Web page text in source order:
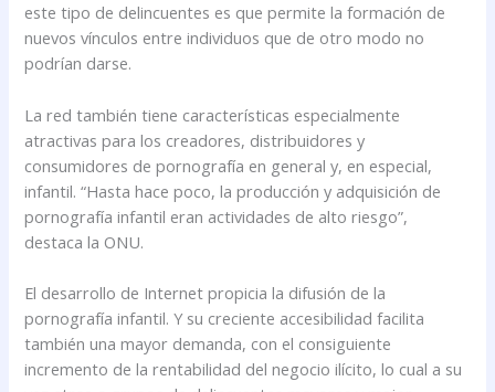
este tipo de delincuentes es que permite la formación de
nuevos vínculos entre individuos que de otro modo no
podrían darse.
La red también tiene características especialmente
atractivas para los creadores, distribuidores y
consumidores de pornografía en general y, en especial,
infantil. “Hasta hace poco, la producción y adquisición de
pornografía infantil eran actividades de alto riesgo”,
destaca la ONU.
El desarrollo de Internet propicia la difusión de la
pornografía infantil. Y su creciente accesibilidad facilita
también una mayor demanda, con el consiguiente
incremento de la rentabilidad del negocio ilícito, lo cual a su